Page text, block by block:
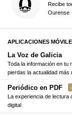
Recibe
Ourense
APLICACIONES
La Voz de Galicia
Toda la información en tu
pierdas la actualidad más
Periódico en PDF
La experiencia de lectura
digital